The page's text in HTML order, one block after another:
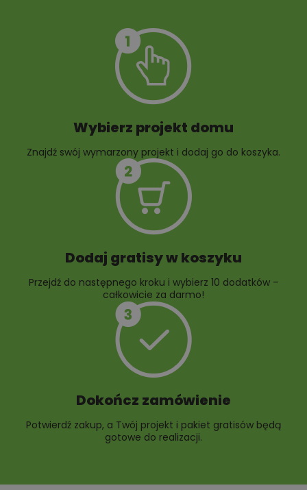
10 projektów małej
10 projektów rabat
Wybierz projekt domu
Znajdź swój wymarzony projekt i dodaj go do koszyka.
Dodaj gratisy w koszyku
Przejdź do następnego kroku i wybierz 10 dodatków –
całkowicie za darmo!
Dokończ zamówienie
Potwierdź zakup, a Twój projekt i pakiet gratisów będą
gotowe do realizacji.